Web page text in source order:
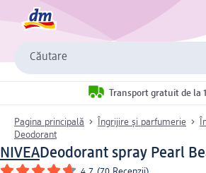
Căutare
Transport gratuit de la
Pagina principală Îngrijire și parfumerie
Deodorant
NIVEADeodorant spray Pearl